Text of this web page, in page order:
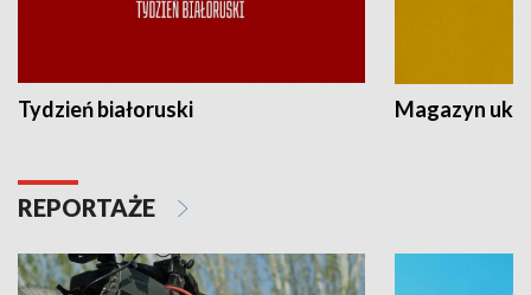
Tydzień białoruski Magazyn
REPORTAŻE